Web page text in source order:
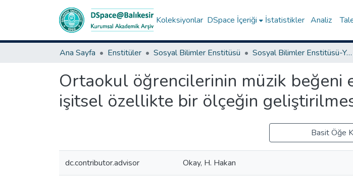
Koleksiyonlar DSpace İçeriği İstatistikler Analiz
Ana Sayfa Enstitüler Sosyal Bilimler Enstitüsü Sosyal Bilimler Enstitüsü-Yüksek Lisans Tezleri
Ortaokul öğrencilerinin müzik
işitsel özellikte bir ölçeğin
Basit Öğe
dc.contributor.advisor Okay, H. Hakan